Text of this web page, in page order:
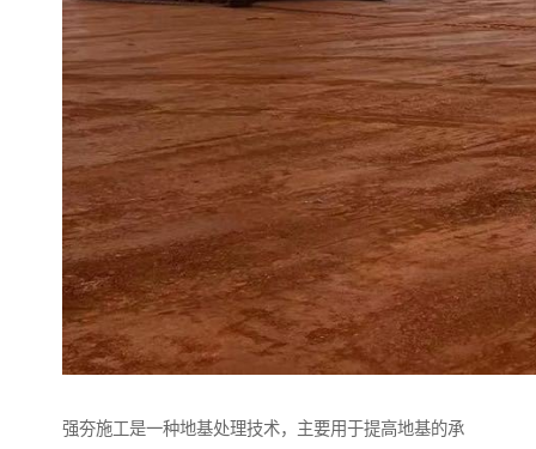
强夯施工是一种地基处理技术，主要用于提高地基的承